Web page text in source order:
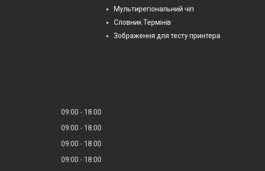
Мультирегіональний чіп
Словник Термінів
Зображення для тесту принтера
09:00
18:00
09:00
18:00
09:00
18:00
09:00
18:00